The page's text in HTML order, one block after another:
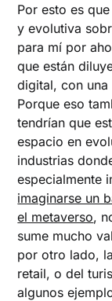
Por esto es
y evolutiva
para mí por
que están
digital, con
Porque eso
tendrían que
espacio en
industrias
especialmente
imaginarse un
el metaverso,
sume mucho
por otro lado,
retail, o del
algunos